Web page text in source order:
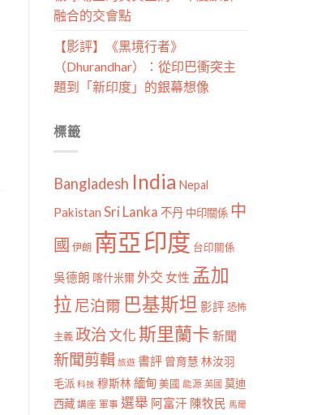
融合的交會點
【影評】《黑境行者》
（Dhurandhar）：從印巴衝突主
題到「新印度」的銀幕想像
標籤
Bangladesh India Nepal
Pakistan Sri Lanka 不丹 中印關係 中
國 伊朗 南亞印度 台印關係
吳德朗 喀什米爾外交 女性 孟加
拉 尼泊爾 巴基斯坦 影評 恐怖
主義 政治文化斯里蘭卡 新聞
新聞剪輯 旅遊 書評 曾育慧 林汝羽
毛派 科技 穆斯林 緬甸 美國 能源 英國 莫迪
西藏 講座 軍事 選舉 阿富汗 陳牧民 馬爾